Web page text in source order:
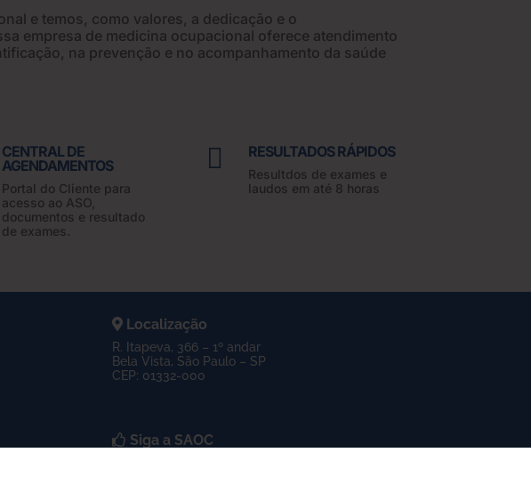
e temos, como valores, a dedicação e o
empresa de medicina ocupacional oferece atendimento
na prevenção e no acompanhamento da saúde
CENTRAL DE
AGENDAMENTOS
Portal do Cliente para
acesso ao ASO,
documentos e resultado
de exames.
 RESULTADOS RÁPIDOS
Resultdos de exames e
laudos em até 8 horas
Localização
R. Itapeva, 366 – 1º andar
Bela Vista, São Paulo – SP
CEP: 01332-000
Siga a SAOC